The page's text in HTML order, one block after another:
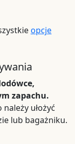
opcje
zapachu.
ułożyć
lub bagażniku.